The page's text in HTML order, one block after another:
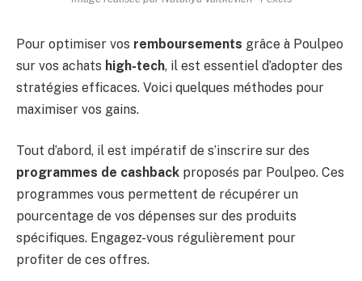
Pour optimiser vos remboursements grâce à Poulpeo
sur vos achats high-tech, il est essentiel d’adopter des
stratégies efficaces. Voici quelques méthodes pour
maximiser vos gains.
Tout d’abord, il est impératif de s’inscrire sur des
programmes de cashback proposés par Poulpeo. Ces
programmes vous permettent de récupérer un
pourcentage de vos dépenses sur des produits
spécifiques. Engagez-vous régulièrement pour
profiter de ces offres.